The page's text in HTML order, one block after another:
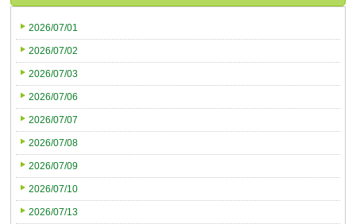
2026/07/01
2026/07/02
2026/07/03
2026/07/06
2026/07/07
2026/07/08
2026/07/09
2026/07/10
2026/07/13